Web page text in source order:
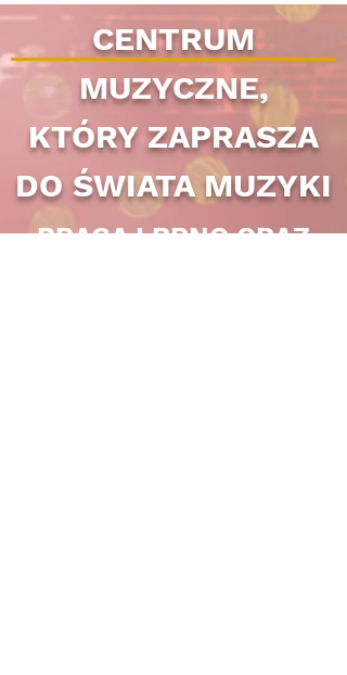
CENTRUM
MUZYCZNE,
KTÓRY ZAPRASZA
DO ŚWIATA MUZYKI
PRAGA I BRNO ORAZ